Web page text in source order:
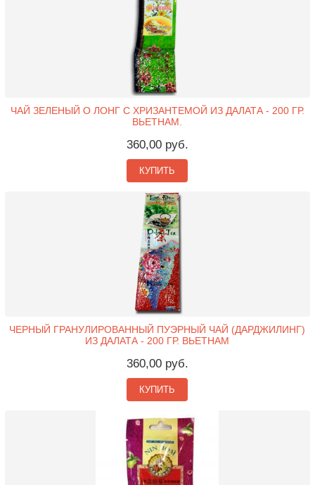
ЧАЙ ЗЕЛЕНЫЙ О ЛОНГ С ХРИЗАНТЕМОЙ ИЗ ДАЛАТА - 200 ГР.
ВЬЕТНАМ.
360,00 руб.
КУПИТЬ
ЧЕРНЫЙ ГРАНУЛИРОВАННЫЙ ПУЭРНЫЙ ЧАЙ (ДАРДЖИЛИНГ)
ИЗ ДАЛАТА - 200 ГР. ВЬЕТНАМ
360,00 руб.
КУПИТЬ